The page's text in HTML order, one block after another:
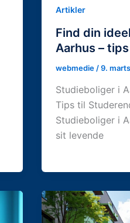
Artikler
Find din
Aarhus –
webmedie /9.
Studieboliger i
Tips til
Studieboliger i
sit levende